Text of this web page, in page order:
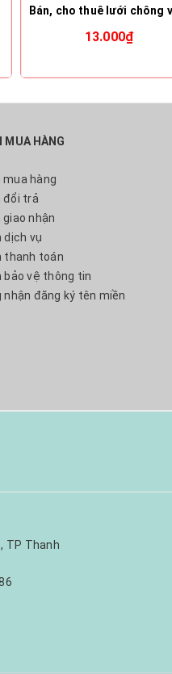
13.000₫
MUA HÀNG
mua hàng
đổi trả
giao nhận
dịch vụ
thanh toán
bảo vệ thông tin
nhận đăng ký tên miền
TP Thanh